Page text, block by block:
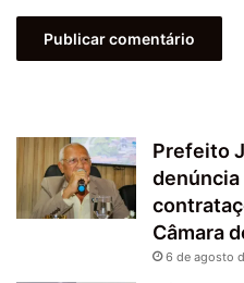
Prefeito
denúncia
Câmara
6 de agosto